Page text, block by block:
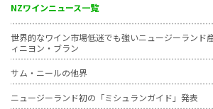
NZワインニュース一覧
世界的なワイン市場低迷でも強いニュージーランド
ィニヨン・ブラン
サム・ニールの他界
ニュージーランド初の「ミシュランガイド」発表